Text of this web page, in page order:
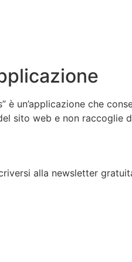
è un’applicazione che
sito web e non
alla newsletter